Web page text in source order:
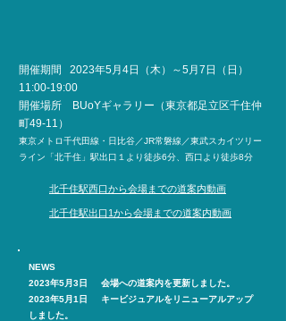
開催期間 2023年5月4日（木）～5月7日（日）
11:00-19:00
開催場所 BUoYギャラリー（東京都足立区千住仲
町49-11）
東京メトロ千代田線・日比谷／JR常磐線／東武スカイツリー
ライン「北千住」駅出口１より徒歩6分、西口より徒歩8分
北千住駅西口から会場までの道案内動画
北千住駅出口1から会場までの道案内動画
NEWS
2023年5月3日 会場への道案内を更新しました。
2023年5月1日 キービジュアルをリニューアルアップ
しました。